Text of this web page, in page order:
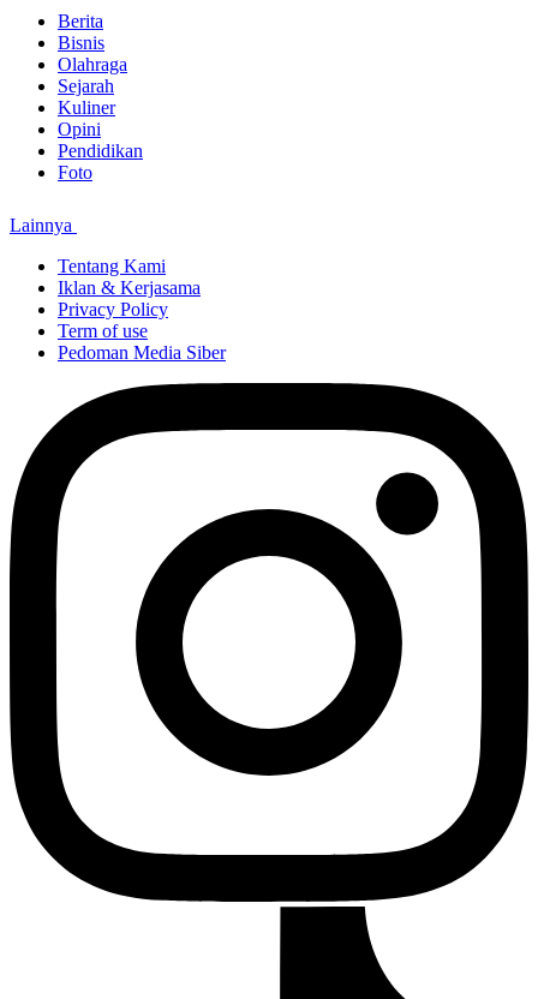
Berita
Bisnis
Olahraga
Sejarah
Kuliner
Opini
Pendidikan
Foto
Lainnya
Tentang Kami
Iklan & Kerjasama
Privacy Policy
Term of use
Pedoman Media Siber